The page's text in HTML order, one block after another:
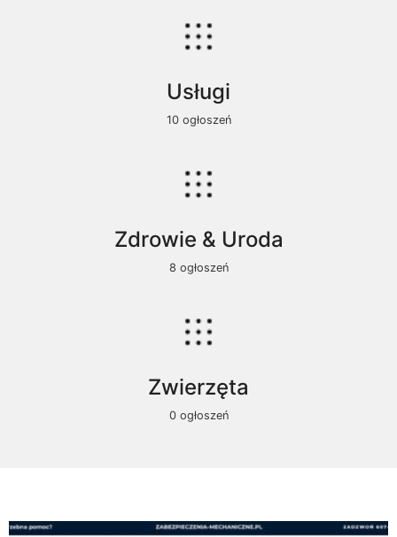
Usługi
10 ogłoszeń
Zdrowie & Uroda
8 ogłoszeń
Zwierzęta
0 ogłoszeń